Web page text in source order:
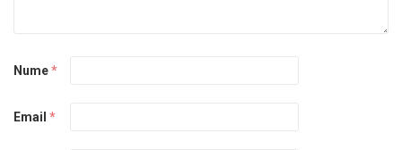
Nume*
Email *